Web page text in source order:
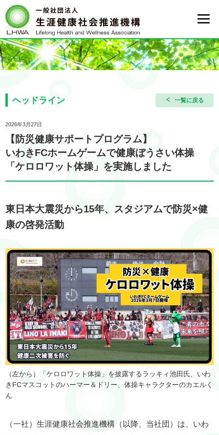
ヘッドライン 一覧に戻る
2026年3月27日
【防災健康サポートプログラム】
いわきFCホームゲームで健康ぼうさい体操
「ケロロワット体操」を実施しました
東日本大震災から15年、スタジアムで防災×健
康の啓発活動
（左から）「ケロロワット体操」を披露するラッキィ池田氏、いわ
きFCマスコットのハーマー＆ドリー、体操キャラクターのカエルく
ん
（一社）生涯健康社会推進機構（以降、当社団）は、いわ